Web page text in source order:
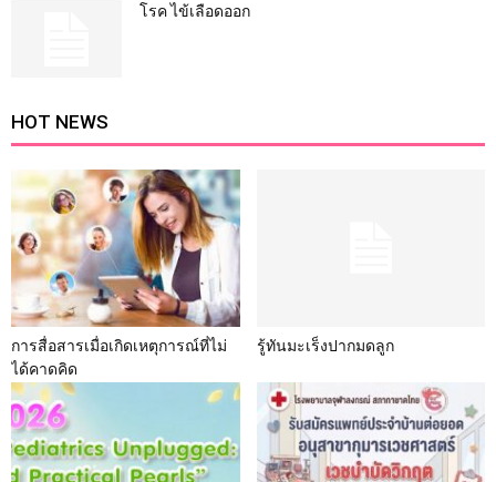
โรค ไข้เลือดออก
HOT NEWS
การสื่อสารเมื่อเกิดเหตุการณ์ที่ไม่
ได้คาดคิด
รู้ทันมะเร็งปากมดลูก